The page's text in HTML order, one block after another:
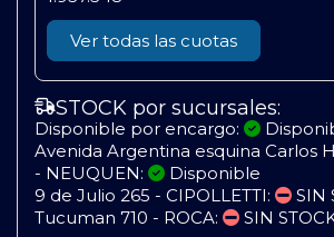
Ver todas las cuotas
STOCK por sucursales:
Disponible por encargo:
Avenida Argentina esquina Carlos
- NEUQUEN:
Disponible
9 de Julio 265 - CIPOLLETTI:
SIN
Tucuman 710 - ROCA:
SIN